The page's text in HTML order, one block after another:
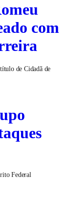
com
de Cidadã de
Federal